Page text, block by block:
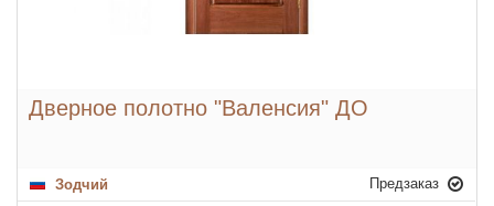
Дверное полотно "Валенсия" ДО
Зодчий
Предзаказ